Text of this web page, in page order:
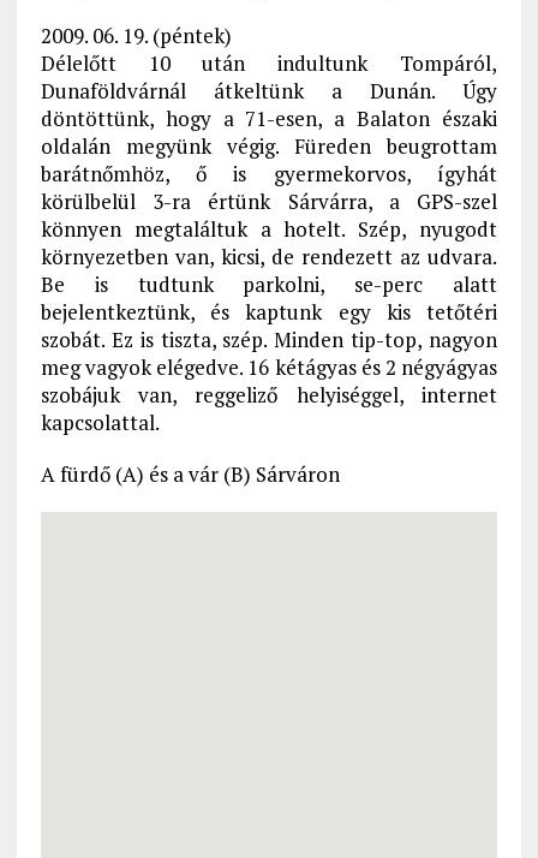
2009. 06. 19. (péntek)
Délelőtt 10 után indultunk Tompáról,
Dunaföldvárnál átkeltünk a Dunán. Úgy
döntöttünk, hogy a 71-esen, a Balaton északi
oldalán megyünk végig. Füreden beugrottam
barátnőmhöz, ő is gyermekorvos, ígyhát
körülbelül 3-ra értünk Sárvárra, a GPS-szel
könnyen megtaláltuk a hotelt. Szép, nyugodt
környezetben van, kicsi, de rendezett az udvara.
Be is tudtunk parkolni, se-perc alatt
bejelentkeztünk, és kaptunk egy kis tetőtéri
szobát. Ez is tiszta, szép. Minden tip-top, nagyon
meg vagyok elégedve. 16 kétágyas és 2 négyágyas
szobájuk van, reggeliző helyiséggel, internet
kapcsolattal.
A fürdő (A) és a vár (B) Sárváron